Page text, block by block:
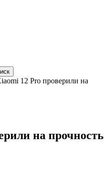
12 Pro проверили на
на прочность